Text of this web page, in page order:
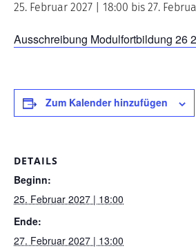
25. Februar 2027 | 18:00 bis 27.
Ausschreibung Modulfortbildung 26
Zum Kalender hinzufügen
DETAILS
Beginn:
25. Februar 2027 | 18:00
Ende:
27. Februar 2027 | 13:00